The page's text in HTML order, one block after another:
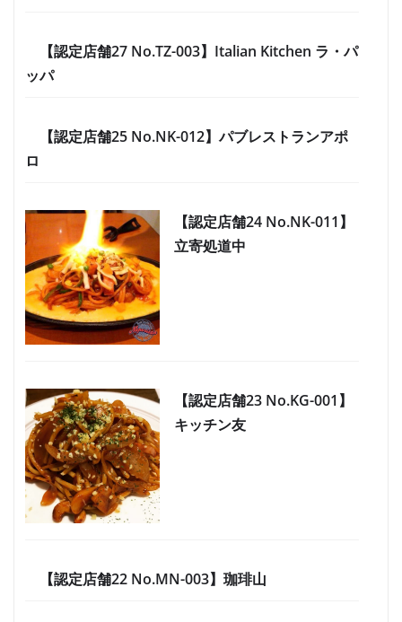
【認定店舗27 No.TZ-003】Italian Kitchen ラ・パ
ッパ
【認定店舗25 No.NK-012】パブレストランアポ
ロ
【認定店舗24 No.NK-011】
立寄処道中
【認定店舗23 No.KG-001】
キッチン友
【認定店舗22 No.MN-003】珈琲山